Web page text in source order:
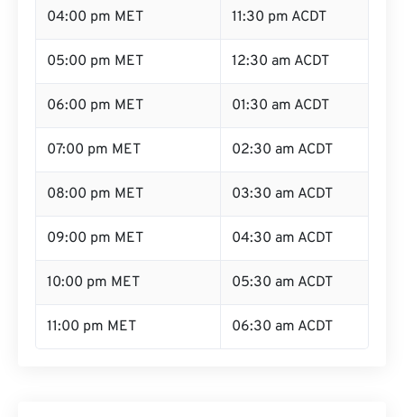
04:00 pm MET 11:30 pm ACDT
05:00 pm MET 12:30 am ACDT
06:00 pm MET 01:30 am ACDT
07:00 pm MET 02:30 am ACDT
08:00 pm MET 03:30 am ACDT
09:00 pm MET 04:30 am ACDT
10:00 pm MET 05:30 am ACDT
11:00 pm MET 06:30 am ACDT